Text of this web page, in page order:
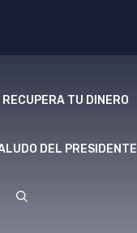
TU DINERO
DEL PRESIDENTE